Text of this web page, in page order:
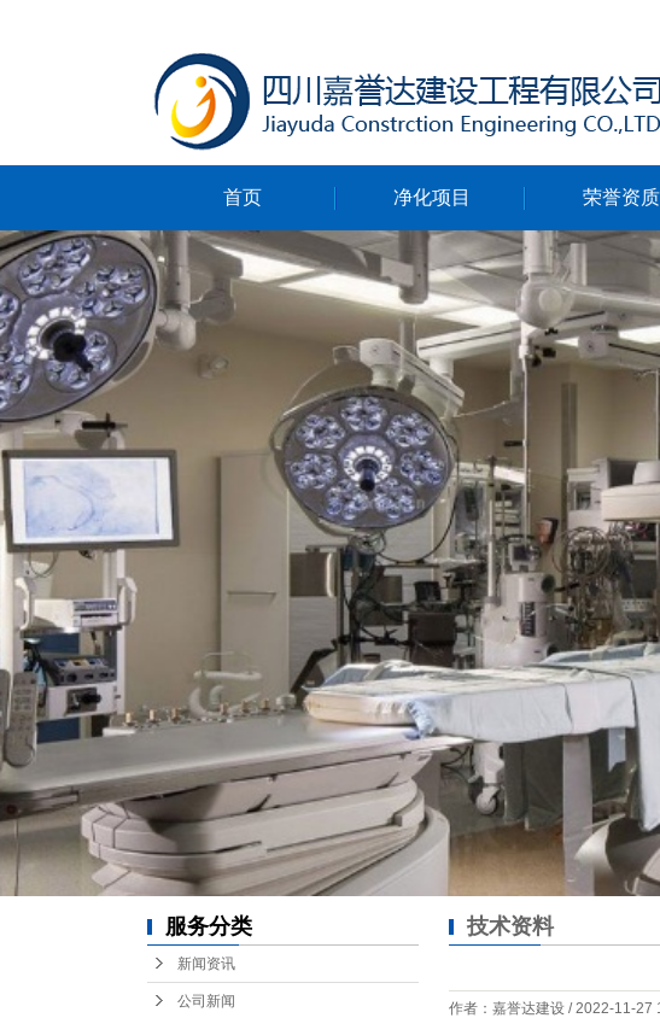
首页 净化项目
净化无尘车间
净化ICU病房
净化手术室
净化实验室
荣誉资质
技术资料
作者：嘉誉达建设 / 2022-11-27
服务分类
新闻资讯
公司新闻